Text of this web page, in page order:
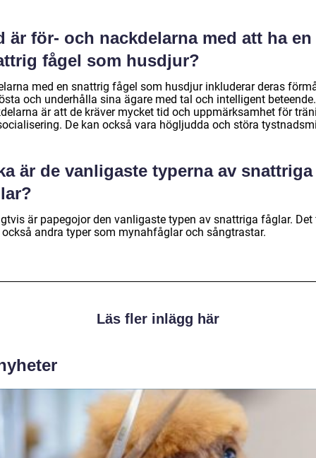
är för- och nackdelarna med att ha en
fågel som husdjur?
med en snattrig fågel som husdjur inkluderar deras
och underhålla sina ägare med tal och intelligent beteende.
är att de kräver mycket tid och uppmärksamhet för
De kan också vara högljudda och störa
är de vanligaste typerna av snattriga
är papegojor den vanligaste typen av snattriga fåglar. Det
andra typer som mynahfåglar och sångtrastar.
Läs fler inlägg här